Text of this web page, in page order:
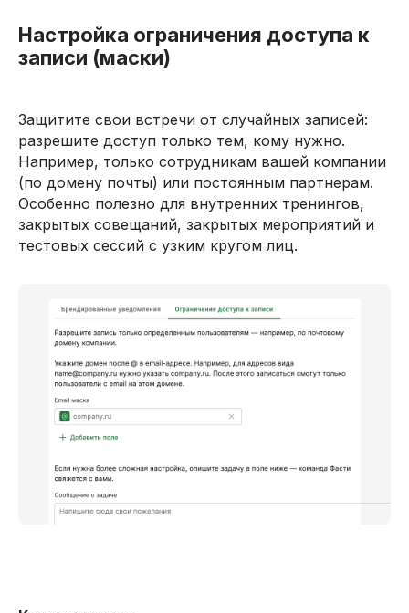
Настройка ограничения доступа к
записи (маски)
Защитите свои встречи от случайных записей:
разрешите доступ только тем, кому нужно.
Например, только сотрудникам вашей компании
(по домену почты) или постоянным партнерам.
Особенно полезно для внутренних тренингов,
закрытых совещаний, закрытых мероприятий и
тестовых сессий с узким кругом лиц.